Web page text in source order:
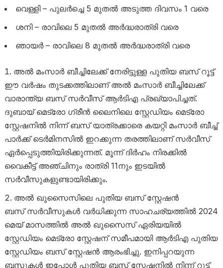
വെള്ളി – പുലർച്ചെ 5 മുതൽ അടുത്ത ദിവസം 1 വരെ
ശനി – രാവിലെ 5 മുതൽ അർദ്ധരാത്രി വരെ
ഞായർ – രാവിലെ 8 മുതൽ അർദ്ധരാത്രി വരെ
അൽ മംസാർ ബീച്ചിലേക്ക് നേരിട്ടുള്ള പുതിയ ബസ് റൂട്ട്
ഈ വർഷം തുടക്കത്തിലാണ് അൽ മംസാർ ബീച്ചിലേക്ക്
വാരാന്ത്യ ബസ് സർവീസ് ആർടിഎ പ്രഖ്യാപിച്ചത്.
ദുബായ് മെട്രോ ഗ്രീൻ ലൈനിലെ സ്റ്റേഡിയം മെട്രോ
സ്റ്റേഷനിൽ നിന്ന് ബസ് യാത്രക്കാരെ കയറ്റി മംസാർ ബീച്ച്
പാർക്ക് ടെർമിനസിൽ ഇറക്കുന്ന തരത്തിലാണ് സർവീസ്
ഏർപ്പെടുത്തിയിരിക്കുന്നത്. മൂന്ന് ദിർഹം നിരക്കിൽ
വൈകീട്ട് അഞ്ചിനും രാത്രി 11നും ഇടയിൽ
സർവീസുകളുണ്ടായിരിക്കും.
അൽ ഖുസൈസിലെ പുതിയ ബസ് സ്റ്റേഷൻ
ബസ് സർവീസുകൾ വർധിക്കുന്ന സാഹചര്യത്തിൽ 2024
മെയ് മാസത്തിൽ അൽ ഖുസൈസ് ഏരിയയിൽ
സ്റ്റേഡിയം മെട്രോ സ്റ്റേഷന് സമീപമായി ആർടിഎ പുതിയ
സ്റ്റേഡിയം ബസ് സ്റ്റേഷൻ ആരംഭിച്ചു. ഇനിപ്പറയുന്ന
ബസുകൾ ഇപ്പോൾ പുതിയ ബസ് സ്റ്റേഷനിൽ നിന്ന് റൂട്ട്